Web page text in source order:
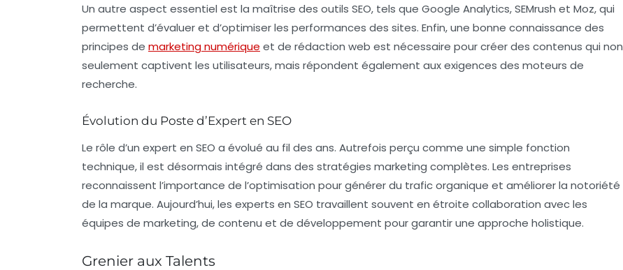
Un autre aspect essentiel est la maîtrise des outils SEO, tels que Google Analytics, SEMrush et Moz, qui
permettent d’évaluer et d’optimiser les performances des sites. Enfin, une bonne connaissance des
principes de marketing numérique et de rédaction web est nécessaire pour créer des contenus qui non
seulement captivent les utilisateurs, mais répondent également aux exigences des moteurs de
recherche.
Évolution du Poste d’Expert en SEO
Le rôle d’un expert en SEO a évolué au fil des ans. Autrefois perçu comme une simple fonction
technique, il est désormais intégré dans des stratégies marketing complètes. Les entreprises
reconnaissent l’importance de l’optimisation pour générer du trafic organique et améliorer la notoriété
de la marque. Aujourd’hui, les experts en SEO travaillent souvent en étroite collaboration avec les
équipes de marketing, de contenu et de développement pour garantir une approche holistique.
Grenier aux Talents